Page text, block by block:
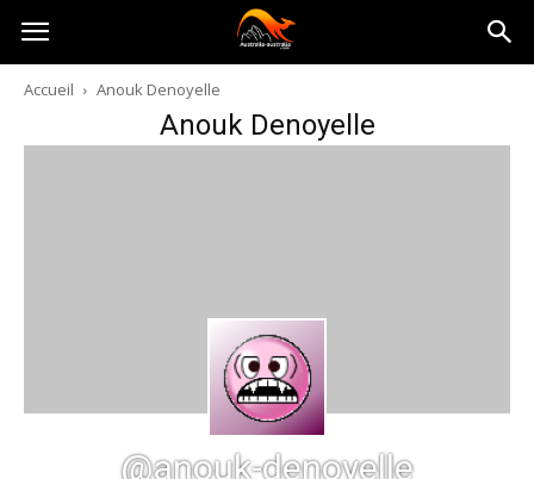
Australia-
australie.com
Accueil Anouk Denoyelle
Anouk Denoyelle
@anouk-denoyelle